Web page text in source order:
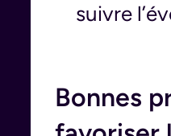
suivre
Bonnes